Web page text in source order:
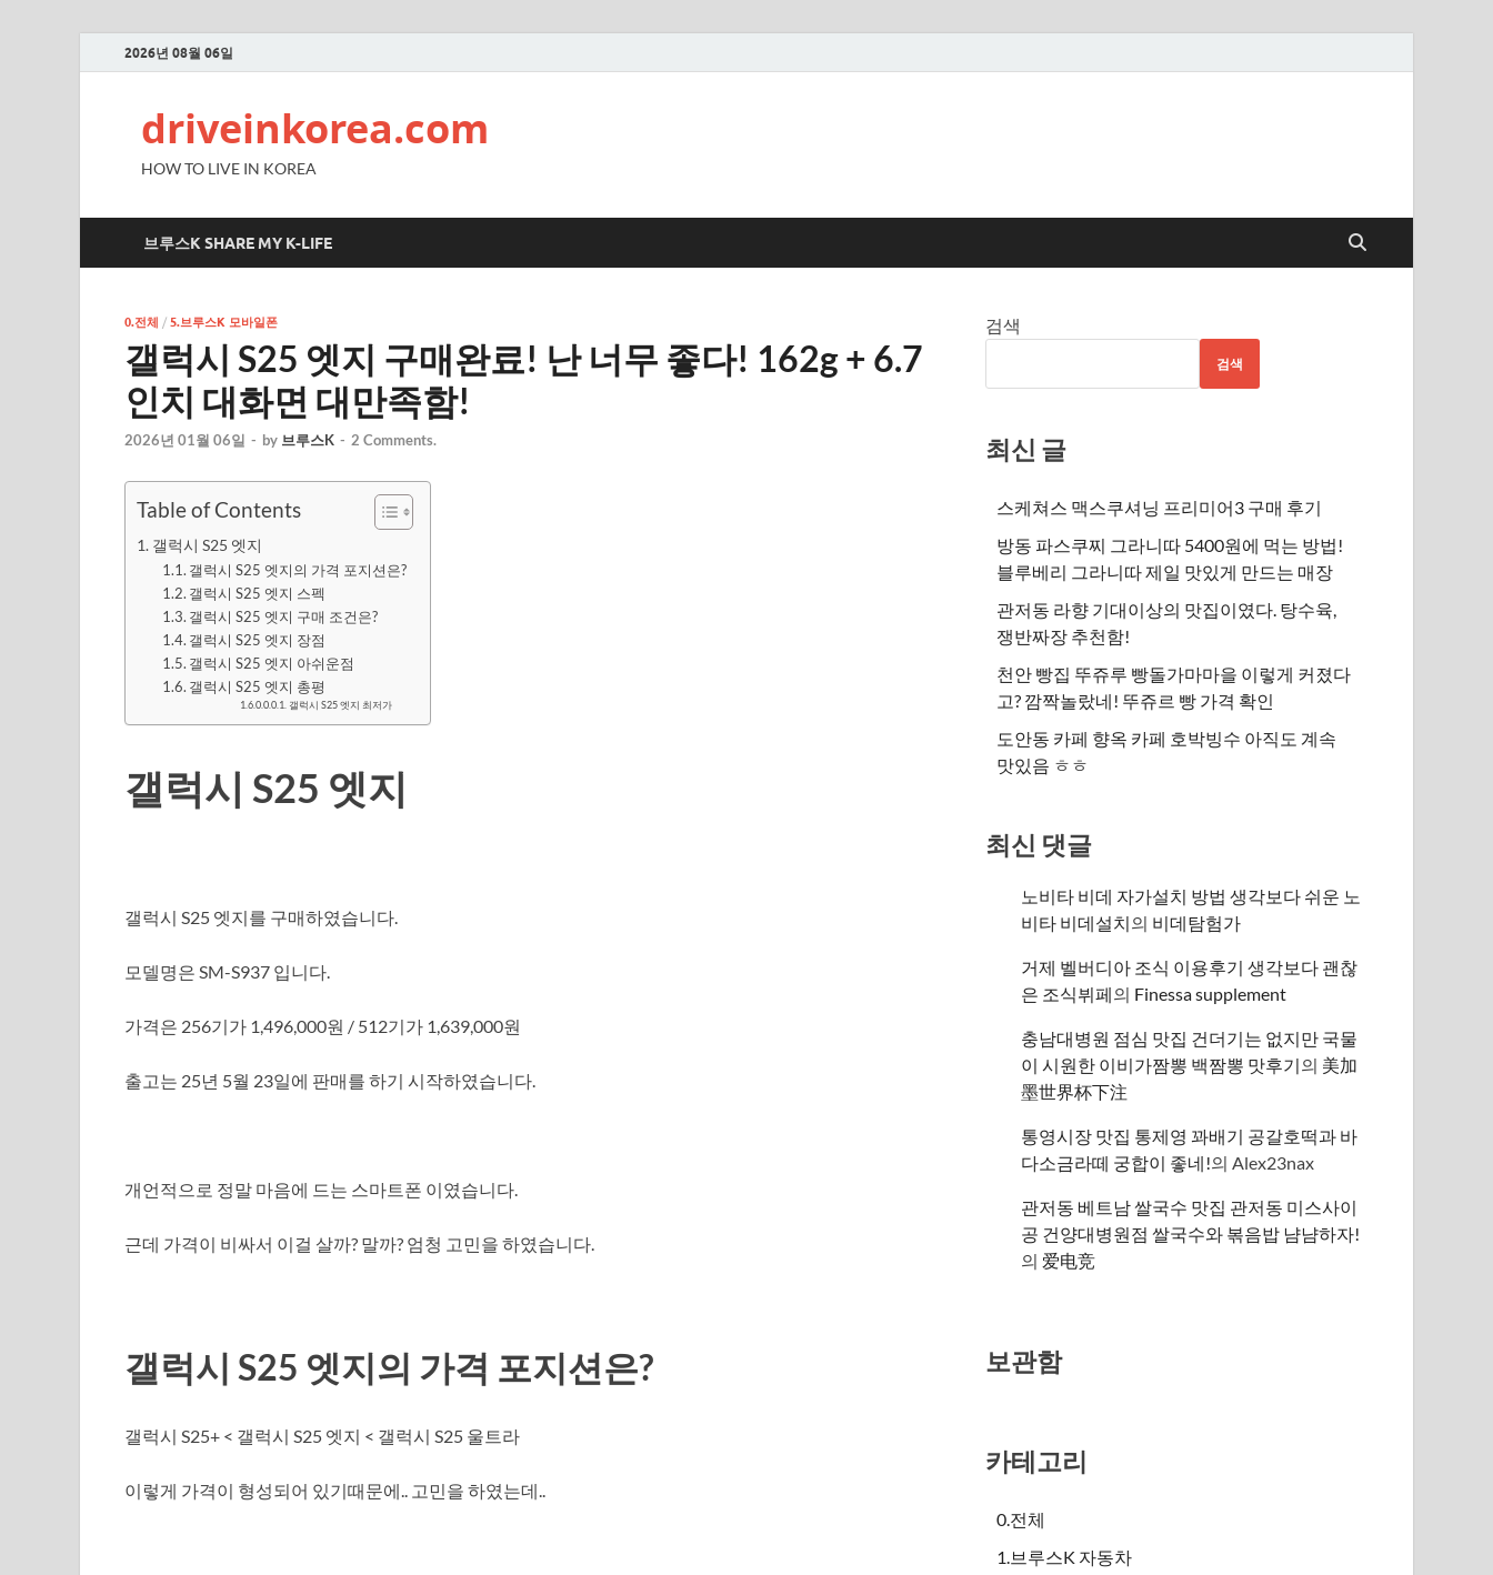
2026년 08월 06일
driveinkorea.com
HOW TO LIVE IN KOREA
브루스K SHARE MY K-LIFE
0.전체 / 5.브루스K 모바일폰
갤럭시 S25 엣지 구매완료! 난 너무 좋다! 162g + 6.7
인치 대화면 대만족함!
2026년 01월 06일 - by 브루스K - 2 Comments.
Table of Contents
갤럭시 S25 엣지
갤럭시 S25 엣지의 가격 포지션은?
갤럭시 S25 엣지 스펙
갤럭시 S25 엣지 구매 조건은?
갤럭시 S25 엣지 장점
갤럭시 S25 엣지 아쉬운점
갤럭시 S25 엣지 총평
갤럭시 S25 엣지 최저가
갤럭시 S25 엣지
갤럭시 S25 엣지를 구매하였습니다.
모델명은 SM-S937 입니다.
가격은 256기가 1,496,000원 / 512기가 1,639,000원
출고는 25년 5월 23일에 판매를 하기 시작하였습니다.
개언적으로 정말 마음에 드는 스마트폰 이였습니다.
근데 가격이 비싸서 이걸 살까? 말까? 엄청 고민을 하였습니다.
갤럭시 S25 엣지의 가격 포지션은?
갤럭시 S25+ < 갤럭시 S25 엣지 < 갤럭시 S25 울트라
이렇게 가격이 형성되어 있기때문에.. 고민을 하였는데..
검색
검색
최신 글
스케쳐스 맥스쿠셔닝 프리미어3 구매 후기
방동 파스쿠찌 그라니따 5400원에 먹는 방법!
블루베리 그라니따 제일 맛있게 만드는 매장
관저동 라향 기대이상의 맛집이였다. 탕수육,
쟁반짜장 추천함!
천안 빵집 뚜쥬루 빵돌가마마을 이렇게 커졌다
고? 깜짝놀랐네! 뚜쥬르 빵 가격 확인
도안동 카페 향옥 카페 호박빙수 아직도 계속
맛있음 ㅎㅎ
최신 댓글
노비타 비데 자가설치 방법 생각보다 쉬운 노
비타 비데설치의 비데탐험가
거제 벨버디아 조식 이용후기 생각보다 괜찮
은 조식뷔페의 ​Finessa supplement
충남대병원 점심 맛집 건더기는 없지만 국물
이 시원한 이비가짬뽕 백짬뽕 맛후기의 美加
墨世界杯下注
통영시장 맛집 통제영 꽈배기 공갈호떡과 바
다소금라떼 궁합이 좋네!의Alex23nax
관저동 베트남 쌀국수 맛집 관저동 미스사이
공 건양대병원점 쌀국수와 볶음밥 냠냠하자!
의 爱电竞
보관함
카테고리
0.전체
1.브루스K 자동차